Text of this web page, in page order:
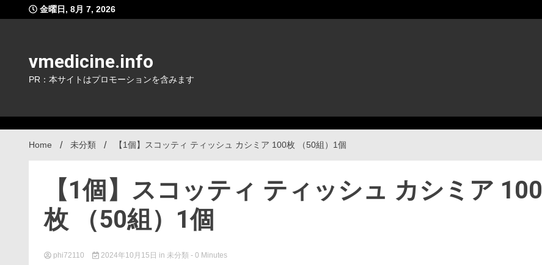
to
金曜日, 8月 7, 2026
vmedicine.info
PR：本サイトはプロモーションを含みます
Home 未分類 【1個】スコッティ ティッシュ カシミア 100枚 （50組）1個
【1個】スコッティ ティッシュ カシミア 100
枚 （50組）1個
phi72110 2024年10月15日 in 未分類 - 0 Minutes